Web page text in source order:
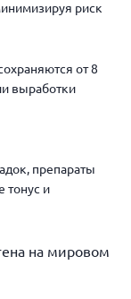
риск
от 8
выработки
препараты
тонус и
на мировом